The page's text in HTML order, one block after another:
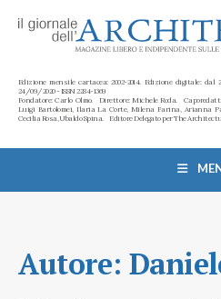
Edizione mensile cartacea: 2002-2014. Edizione digitale:
24/09/2020 - ISSN 2284-1369
Fondatore: Carlo Olmo. Direttore: Michele Roda.
Luigi Bartolomei, Ilaria La Corte, Milena Farina, Arianna
Cecilia Rosa, Ubaldo Spina. Editore Delegato per The
Autore: